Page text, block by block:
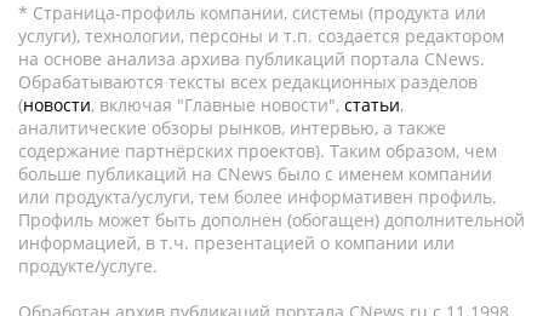
* Страница-профиль компании, системы (продукта или
услуги), технологии, персоны и т.п. создается редактором
на основе анализа архива публикаций портала CNews.
Обрабатываются тексты всех редакционных разделов
(новости, включая "Главные новости", статьи,
аналитические обзоры рынков, интервью, а также
содержание партнёрских проектов). Таким образом, чем
больше публикаций на CNews было с именем компании
или продукта/услуги, тем более информативен профиль.
Профиль может быть дополнен (обогащен) дополнительной
информацией, в т.ч. презентацией о компании или
продукте/услуге.